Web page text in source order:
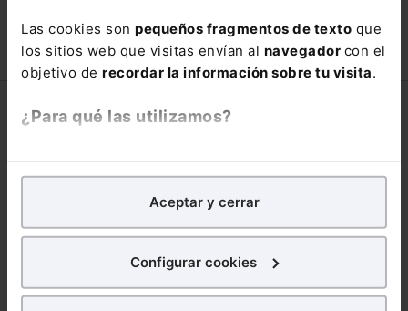
Las cookies son pequeños fragmentos de texto que
los sitios web que visitas envían al navegador con el
objetivo de recordar la información sobre tu visita.
¿Para qué las utilizamos?
analíticospara tratar demejorar tu experienciaen
nuestra página web. También con fines publicitarios,
para poder mostrarte publicidad y contenidos de tu
¿Qué puedes hacer?
Aceptar y cerrar
Configurar cookies
150,00€ 90,00€
COMPRAR
Corporativo
Nuestro equipo